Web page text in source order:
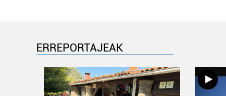
ERREPORTAJEAK